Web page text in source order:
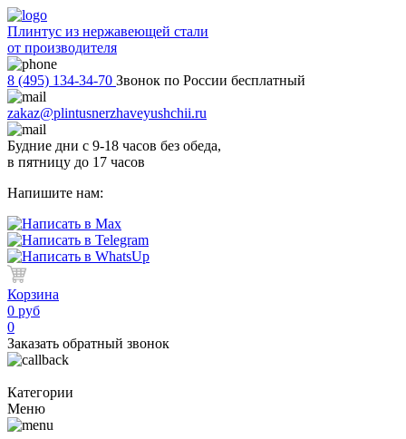
Плинтус из нержавеющей стали
от производителя
8 (495) 134-34-70 Звонок по России бесплатный
zakaz@plintusnerzhaveyushchii.ru
Будние дни с 9-18 часов без обеда,
в пятницу до 17 часов
Напишите нам:
Корзина
0 руб
0
Заказать обратный звонок
Категории
Меню